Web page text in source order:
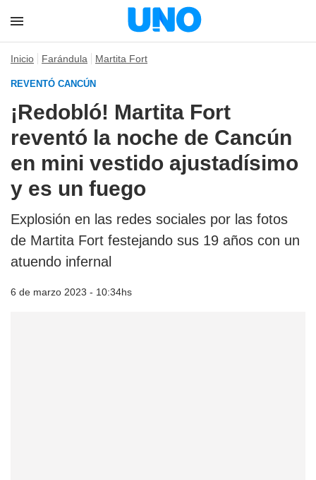
Inicio Farándula Martita Fort
REVENTÓ CANCÚN
¡Redobló! Martita Fort
reventó la noche de Cancún
en mini vestido ajustadísimo
y es un fuego
Explosión en las redes sociales por las fotos
de Martita Fort festejando sus 19 años con un
atuendo infernal
6 de marzo 2023 - 10:34hs